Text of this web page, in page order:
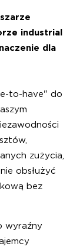
industrial
dla
to-have" do
zużycia,
obsłużyć
bez
wyraźny